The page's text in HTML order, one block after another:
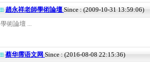
趙永祥老師學術論壇 Since : (2009-10-31 13:59:06)
學術論壇 ...
蔡华霈语文网 Since : (2016-08-08 22:15:36)